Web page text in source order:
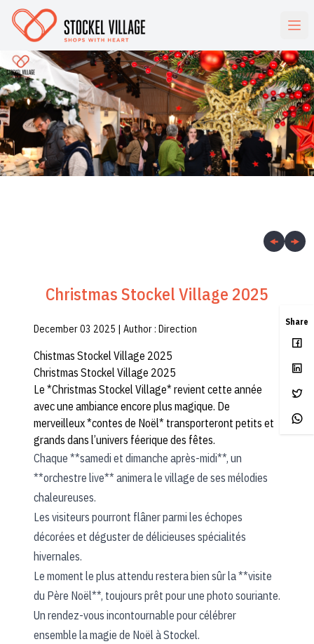
Christmas Stockel Village 2025
December 03 2025 | Author : Direction
Chistmas Stockel Village 2025
Christmas Stockel Village 2025
Le *Christmas Stockel Village* revient cette année
avec une ambiance encore plus magique. De
merveilleux *contes de Noël* transporteront petits et
grands dans l’univers féerique des fêtes.
Chaque **samedi et dimanche après-midi**, un
**orchestre live** animera le village de ses mélodies
chaleureuses.
Les visiteurs pourront flâner parmi les échopes
décorées et déguster de délicieuses spécialités
hivernales.
Le moment le plus attendu restera bien sûr la **visite
du Père Noël**, toujours prêt pour une photo souriante.
Un rendez-vous incontournable pour célébrer
ensemble la magie de Noël à Stockel.
Share